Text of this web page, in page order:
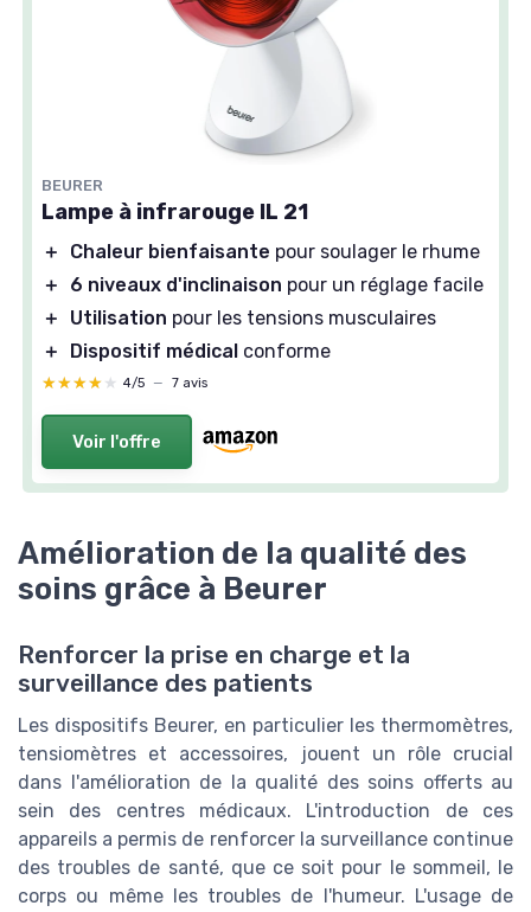
BEURER
Lampe à infrarouge IL 21
＋ Chaleur bienfaisante pour soulager le rhume
＋
6 niveaux d'inclinaison pour un réglage facile
＋
Utilisation pour les tensions musculaires
＋
Dispositif médical conforme
★★★★★
★★★★★ 4/5 — 7 avis
Voir l'offre
Amélioration de la qualité des
soins grâce à Beurer
Renforcer la prise en charge et la
surveillance des patients
Les dispositifs Beurer, en particulier les thermomètres,
tensiomètres et accessoires, jouent un rôle crucial
dans l'amélioration de la qualité des soins offerts au
sein des centres médicaux. L'introduction de ces
appareils a permis de renforcer la surveillance continue
des troubles de santé, que ce soit pour le sommeil, le
corps ou même les troubles de l'humeur. L'usage de